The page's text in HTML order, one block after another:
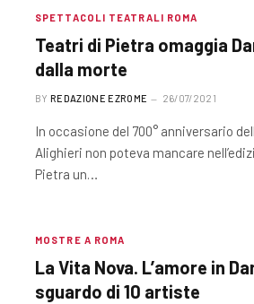
SPETTACOLI TEATRALI ROMA
Teatri di Pietra omaggia
dalla morte
BY REDAZIONE EZROME 26/07/2021
In occasione del 700° anniversario
Alighieri non poteva mancare
Pietra un…
MOSTRE A ROMA
La Vita Nova. L’amore in
sguardo di 10 artiste